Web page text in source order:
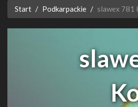
Start Podkarpackie slawex 781